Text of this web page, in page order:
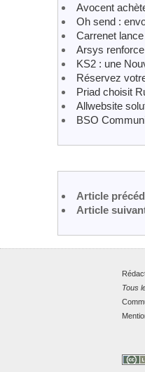
Avocent
Oh send :
Carrenet
Arsys
KS2 : une
Réservez
Priad choisit
Allwebsite
BSO
Article
Article
Tous